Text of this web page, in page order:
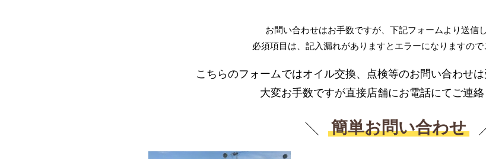
お問い合わせはお手数ですが、下記フォームより送信
必須項目は、記入漏れがありますとエラーになりますので
こちらのフォームではオイル交換、点検等のお問い合わせは
大変お手数ですが直接店舗にお電話にてご連絡
簡単お問い合わせ